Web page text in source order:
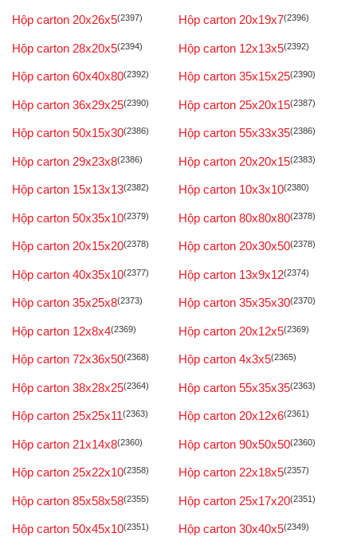
Hộp carton 20x26x5(2397) Hộp carton 20x19x7(2396)
Hộp carton 28x20x5(2394) Hộp carton 12x13x5(2392)
Hộp carton 60x40x80(2392) Hộp carton 35x15x25(2390)
Hộp carton 36x29x25(2390) Hộp carton 25x20x15(2387)
Hộp carton 50x15x30(2386) Hộp carton 55x33x35(2386)
Hộp carton 29x23x8(2386) Hộp carton 20x20x15(2383)
Hộp carton 15x13x13(2382) Hộp carton 10x3x10(2380)
Hộp carton 50x35x10(2379) Hộp carton 80x80x80(2378)
Hộp carton 20x15x20(2378) Hộp carton 20x30x50(2378)
Hộp carton 40x35x10(2377) Hộp carton 13x9x12(2374)
Hộp carton 35x25x8(2373) Hộp carton 35x35x30(2370)
Hộp carton 12x8x4(2369) Hộp carton 20x12x5(2369)
Hộp carton 72x36x50(2368) Hộp carton 4x3x5(2365)
Hộp carton 38x28x25(2364) Hộp carton 55x35x35(2363)
Hộp carton 25x25x11(2363) Hộp carton 20x12x6(2361)
Hộp carton 21x14x8(2360) Hộp carton 90x50x50(2360)
Hộp carton 25x22x10(2358) Hộp carton 22x18x5(2357)
Hộp carton 85x58x58(2355) Hộp carton 25x17x20(2351)
Hộp carton 50x45x10(2351) Hộp carton 30x40x5(2349)